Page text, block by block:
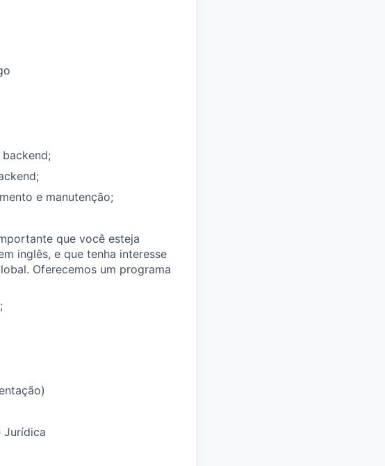
e manutenção;
que você esteja
inglês, e que tenha interesse
Oferecemos um programa
Jurídica